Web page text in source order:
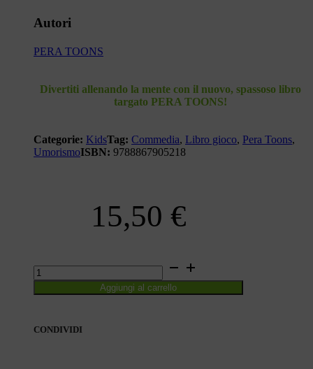
Autori
PERA TOONS
Divertiti allenando la mente con il nuovo, spassoso libro
targato PERA TOONS!
Categorie: KidsTag: Commedia, Libro gioco, Pera Toons,
UmorismoISBN: 9788867905218
15,50 €
DIVERTIMENTI.
CON
Aggiungi al carrello
CONDIVIDI